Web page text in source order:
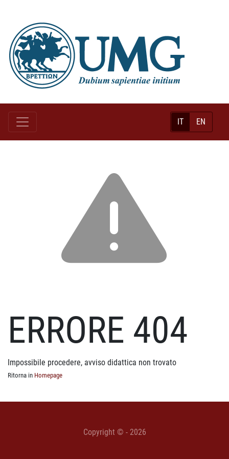
IT EN
ERRORE 404
Impossibile procedere, avviso didattica non trovato
Ritorna in Homepage
Copyright © - 2026